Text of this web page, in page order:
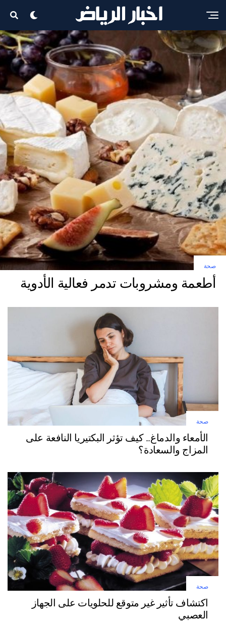
صحة
أطعمة ومشروبات تدمر فعالية الأدوية
صحة
الأمعاء والدماغ.. كيف تؤثر البكتيريا النافعة على
المزاج والسعادة؟
صحة
اكتشاف تأثير غير متوقع للحلويات على الجهاز
العصبي